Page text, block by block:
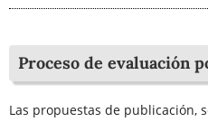
Proceso de evaluación
Las propuestas de publicación,